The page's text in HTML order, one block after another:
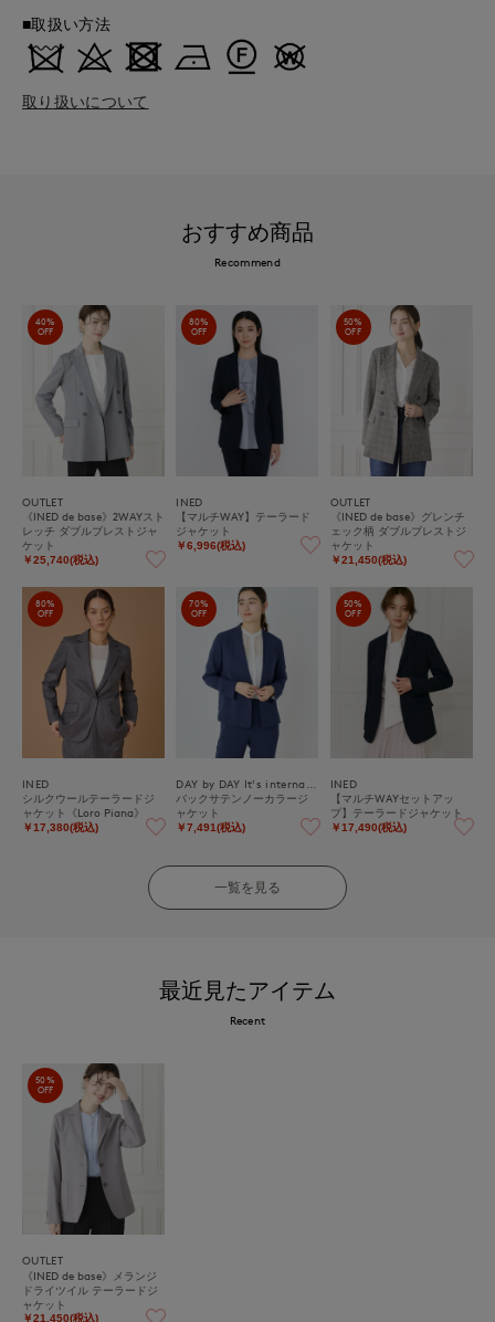
■取扱い方法
取り扱いについて
おすすめ商品
Recommend
40%
OFF
OUTLET
《INED de base》2WAYスト
レッチ ダブルブレストジャ
ケット
￥25,740(税込)
80%
OFF
INED
【マルチWAY】テーラード
ジャケット
￥6,996(税込)
50%
OFF
OUTLET
《INED de base》グレンチ
ェック柄 ダブルブレストジ
ャケット
￥21,450(税込)
80%
OFF
INED
シルクウールテーラードジ
ャケット《Loro Piana》
￥17,380(税込)
70%
OFF
バックサテンノーカラージ
ャケット
￥7,491(税込)
50%
OFF
INED
【マルチWAYセットアッ
プ】テーラードジャケット
￥17,490(税込)
一覧を見る
最近見たアイテム
Recent
50%
OFF
OUTLET
《INED de base》メランジ
ドライツイル テーラードジ
ャケット
￥21,450(税込)